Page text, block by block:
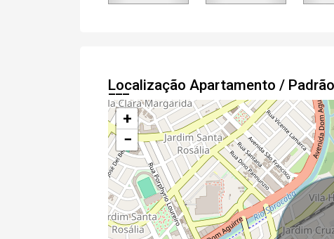
Localização Apartamento /
+
−